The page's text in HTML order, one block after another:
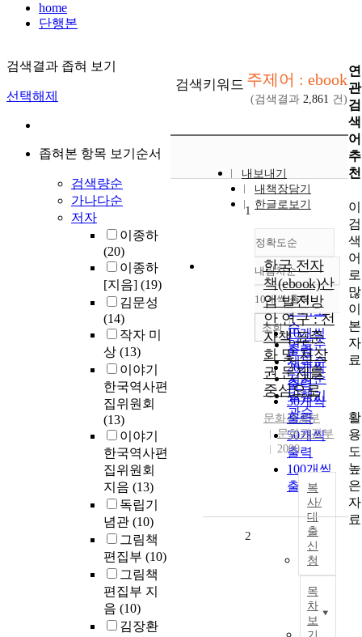
home
단행본
검색결과 좁혀 보기
선택해제
좁혀본 항목 보기순서
검색량순
가나다순
저자
이종하
(20)
이종하
[지음] (19)
김문성
(14)
작자 미
상 (13)
이야기
한국역사편
집위원회
(13)
이야기
한국역사편
집위원회
지음 (13)
독립기
념관 (10)
그림책
편집부 (10)
그림책
편집부 지
음 (10)
김장환
검색키워드 주제어 : ebook
(검색결과 2,861 건)
내보내기
내책장담기
한글로보기
정확도순
정확도
순
인기도
순
연도순
제목순
저자순
발행기
관순
내림차순
내림차순
10개씩 출력
10개씩
출력
20개씩
출력
30개씩
출력
50개씩
출력
100개씩
출력
조회
1
한국 전자
책(ebook)산
업 발전방
안 연구 : 전
자책 표준
화 및 저작
권 문제를
중심으로
문화관광부
문화관광부
2000
복
사/
대
출
신
청
목
차
보
2
연
관
검
색
어
추
천
이
검
색
어
로
많
이
본
자
료
활
용
도
높
은
자
료